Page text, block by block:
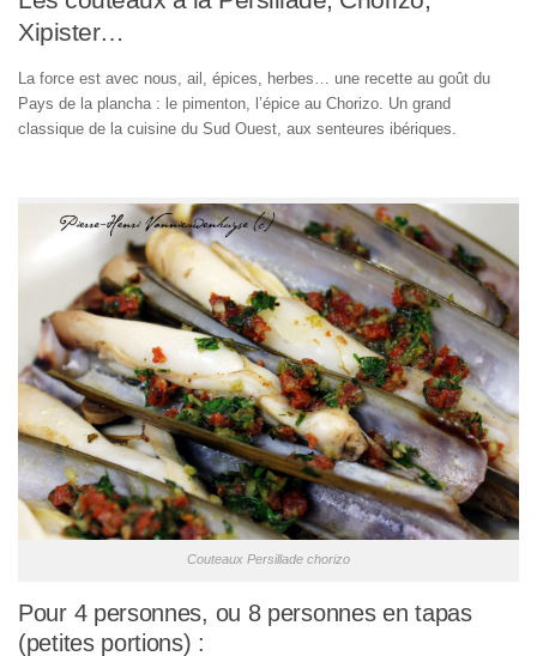
Xipister…
La force est avec nous, ail, épices, herbes… une recette au goût du
Pays de la plancha : le pimenton, l’épice au Chorizo. Un grand
classique de la cuisine du Sud Ouest, aux senteures ibériques.
Couteaux Persillade chorizo
Pour 4 personnes, ou 8 personnes en tapas
(petites portions) :